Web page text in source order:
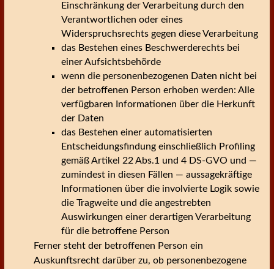
Einschränkung der Verarbeitung durch den
Verantwortlichen oder eines
Widerspruchsrechts gegen diese Verarbeitung
das Bestehen eines Beschwerderechts bei
einer Aufsichtsbehörde
wenn die personenbezogenen Daten nicht bei
der betroffenen Person erhoben werden: Alle
verfügbaren Informationen über die Herkunft
der Daten
das Bestehen einer automatisierten
Entscheidungsfindung einschließlich Profiling
gemäß Artikel 22 Abs.1 und 4 DS-GVO und —
zumindest in diesen Fällen — aussagekräftige
Informationen über die involvierte Logik sowie
die Tragweite und die angestrebten
Auswirkungen einer derartigen Verarbeitung
für die betroffene Person
Ferner steht der betroffenen Person ein
Auskunftsrecht darüber zu, ob personenbezogene